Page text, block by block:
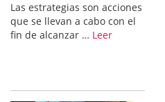
Las estrategias son acciones
que se llevan a cabo con el
fin de alcanzar … Leer